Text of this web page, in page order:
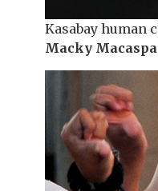
Kasabay human
Macky